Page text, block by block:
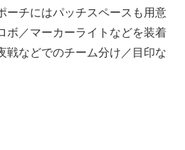
ーチにはパッチスペースも用意
ボ／マーカーライトなどを装着
戦などでのチーム分け／目印な